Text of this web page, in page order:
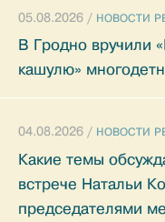
05.08.2026 / НОВОСТИ
В Гродно вручили
кашулю»
04.08.2026 / НОВОСТИ
Какие темы
встрече Натальи
председателями